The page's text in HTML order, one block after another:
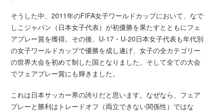
そうした中、2011年のFIFA女子ワールドカップにおいて、なで
しこジャパン（日本女子代表）が初優勝を果たすとともにフェ
アプレー賞を獲得。その後、U-17・U-20日本女子代表も年代別
の女子ワールドカップで優勝を成し遂げ、女子の全カテゴリー
の世界大会を初めて制した国となりました。そして全ての大会
でフェアプレー賞にも輝きました。
これは日本サッカー界の誇りだと思います。なぜなら、フェア
プレーと勝利はトレードオフ（両立できない関係性）ではな